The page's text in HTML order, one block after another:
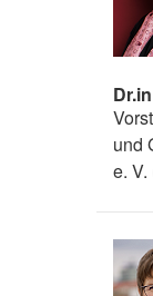
und
e. V.